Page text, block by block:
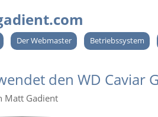
Der Webmaster Betriebssystem
den WD Caviar
Matt Gadient